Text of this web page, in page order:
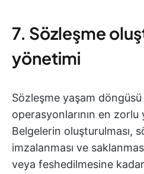
7. Sözleşme
yönetimi
Sözleşme yaşam
operasyonlarının en
Belgelerin oluşturulması,
imzalanması ve
veya feshedilmesine